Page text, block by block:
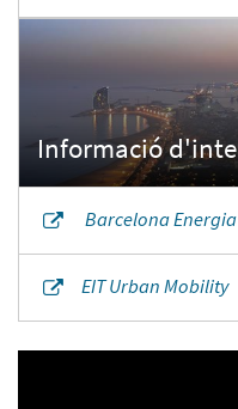
Barcelona Energia
EIT Urban Mobility